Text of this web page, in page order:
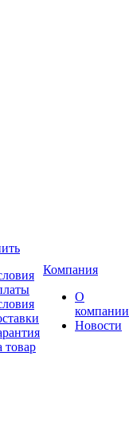
товар
Компания
О
компании
Новости